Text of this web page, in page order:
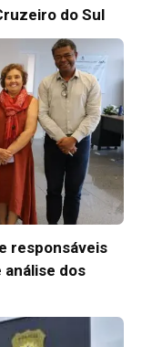
do Sul
responsáveis
dos